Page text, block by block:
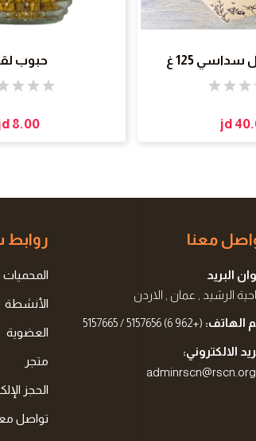
125 غ
jd
حبوب
8.00
معنا
البريد
الرشيد , عمان , الاردن
الهاتف: (+962 6) 5157656 / 5157665
الالكتروني:
المحميات
الأنشطة
العضوية
متجر
الحجز
تواصل